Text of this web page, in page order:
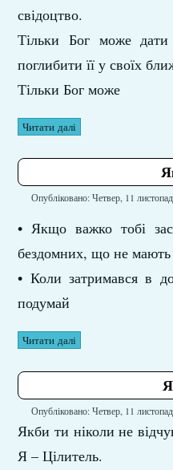
свідоцтво.
Тільки Бог може
поглибити її у своїх
Тільки Бог може
Читати далі
Опубліковано: Четвер, 11
• Якщо важко тобі
бездомних, що не мають
• Коли затримався в
подумай
Читати далі
Опубліковано: Четвер, 11
Якби ти ніколи не
Я – Цілитель.